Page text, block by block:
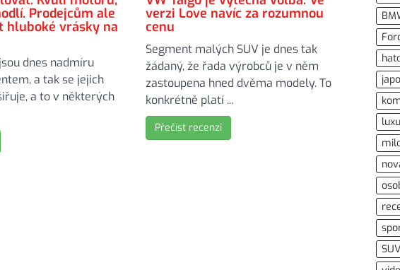
Prodejcům ale
hluboké vrásky na
dnes nadmíru
a tak se jejich
a to v některých
verzi Love navíc za rozumnou
cenu
Segment malých SUV je dnes tak
žádaný, že řada výrobců je v něm
zastoupena hned dvěma modely. To
konkrétně platí ...
Přečíst recenzi